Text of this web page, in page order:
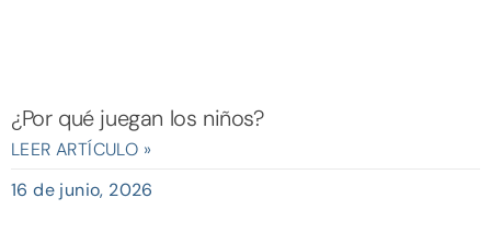
¿Por qué juegan los niños?
LEER ARTÍCULO »
16 de junio, 2026